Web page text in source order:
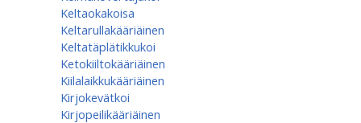
Keltaokakoisa
Keltarullakääriäinen
Keltatäplätikkukoi
Ketokiiltokääriäinen
Kiilalaikkukääriäinen
Kirjokevätkoi
Kirjopeilikääriäinen